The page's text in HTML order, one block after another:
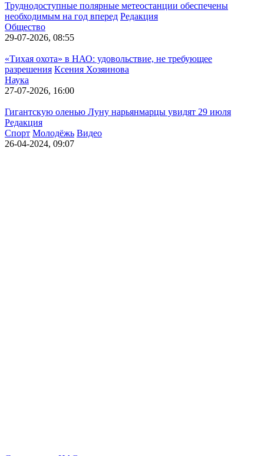
Труднодоступные полярные метеостанции обеспечены
необходимым на год вперед Редакция
Общество
29-07-2026, 08:55
«Тихая охота» в НАО: удовольствие, не требующее
разрешения Ксения Хозяинова
Наука
27-07-2026, 16:00
Гигантскую оленью Луну нарьянмарцы увидят 29 июля
Редакция
Спорт Молодёжь Видео
26-04-2024, 09:07